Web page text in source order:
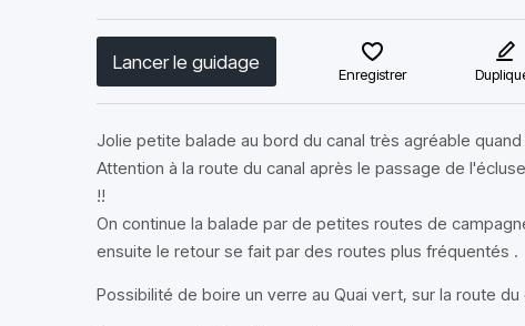
Lancer le guidage
Enregistrer
Jolie petite balade au bord du canal très agréable quand
Attention à la route du canal après le passage de
!!
On continue la balade par de petites routes de
ensuite le retour se fait par des routes plus fréquentés .
Possibilité de boire un verre au Quai vert, sur la route du